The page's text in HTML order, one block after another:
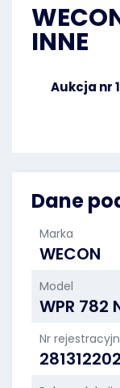
Dane
Marka
WECON
Model
WPR 782
Nr
INNE
Aukcja nr